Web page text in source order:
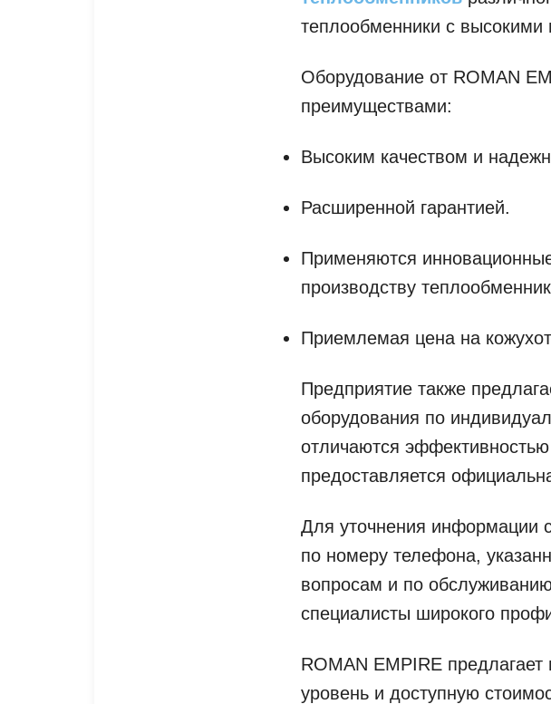
теплообменники с высокими
Оборудование от ROMAN
преимуществами:
Высоким качеством и
Расширенной гарантией.
Применяются
производству
Приемлемая цена на
Предприятие также
оборудования по
отличаются
предоставляется
Для уточнения информации
по номеру телефона,
вопросам и по
специалисты широкого
ROMAN EMPIRE предлагает
уровень и доступную